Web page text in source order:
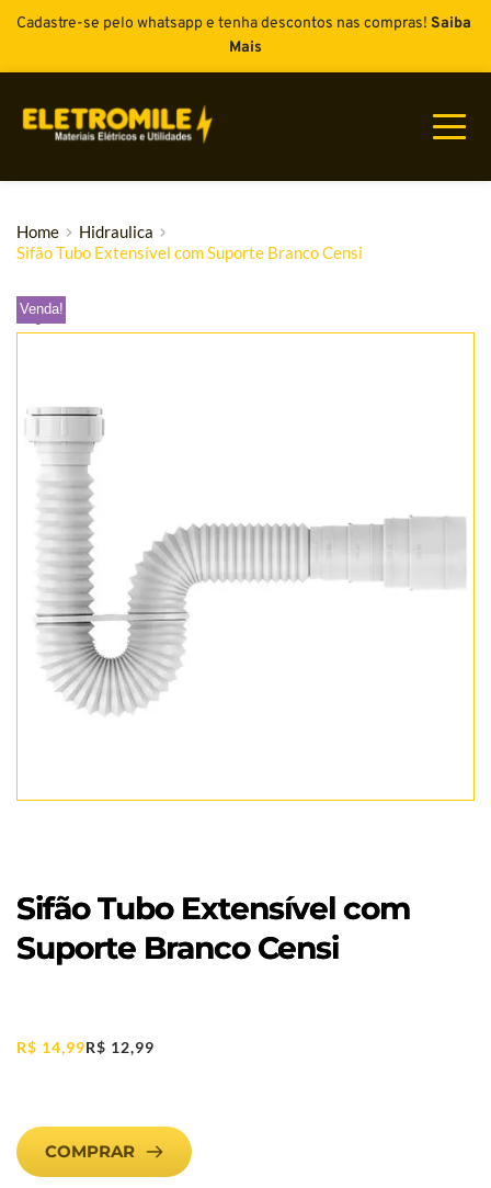
Cadastre-se pelo whatsapp e tenha descontos nas compras! Saiba
Mais
Home
Hidraulica
Sifão Tubo Extensível com Suporte Branco Censi
Venda!
Sifão Tubo Extensível com
Suporte Branco Censi
R$ 14,99R$ 12,99
COMPRAR